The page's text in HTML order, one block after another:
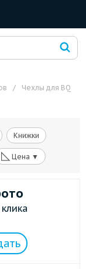
/
Чехлы для BQ
Книжки
◺ Цена ▼